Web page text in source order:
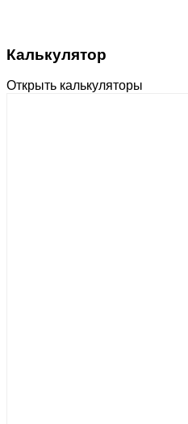
Калькулятор
Открыть калькуляторы